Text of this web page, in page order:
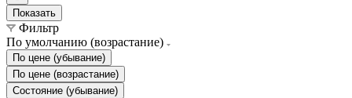
Показать
Фильтр
По умолчанию (возрастание)
По цене (убывание)
По цене (возрастание)
Состояние (убывание)